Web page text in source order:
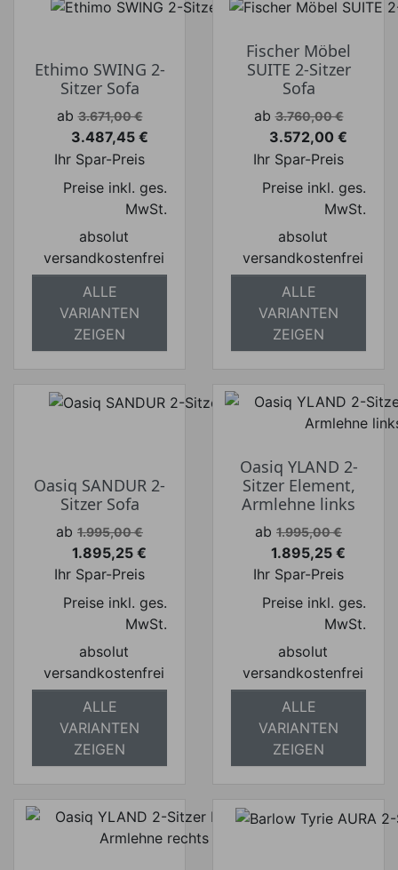
Ethimo SWING 2-
Sitzer Sofa
Verkaufspreis
ab 3.671,00 €
Preis
3.487,45 €
Ihr Spar-Preis
Preise inkl. ges.
MwSt.
absolut
versandkostenfrei
ALLE
VARIANTEN
ZEIGEN
Fischer Möbel
SUITE 2-Sitzer
Sofa
Verkaufspreis
ab 3.760,00 €
Preis
3.572,00 €
Ihr Spar-Preis
Preise inkl. ges.
MwSt.
absolut
versandkostenfrei
ALLE
VARIANTEN
ZEIGEN
Oasiq SANDUR 2-
Sitzer Sofa
Verkaufspreis
ab 1.995,00 €
Preis
1.895,25 €
Ihr Spar-Preis
Preise inkl. ges.
MwSt.
absolut
versandkostenfrei
ALLE
VARIANTEN
ZEIGEN
Oasiq YLAND 2-
Sitzer Element,
Armlehne links
Verkaufspreis
ab 1.995,00 €
Preis
1.895,25 €
Ihr Spar-Preis
Preise inkl. ges.
MwSt.
absolut
versandkostenfrei
ALLE
VARIANTEN
ZEIGEN